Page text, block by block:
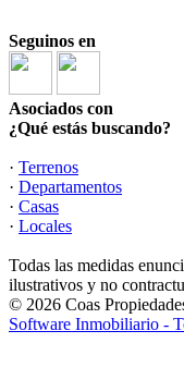
Seguinos en
Asociados con
¿Qué estás buscando?
· Terrenos
· Departamentos
· Casas
· Locales
Todas las medidas
ilustrativos y no
© 2026 Coas
Software Inmobiliario -